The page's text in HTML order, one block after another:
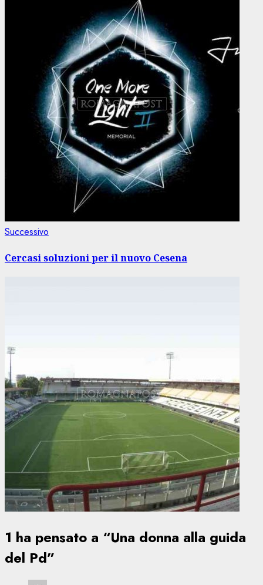
Successivo
Cercasi soluzioni per il nuovo Cesena
1 ha pensato a “Una donna alla guida
del Pd”